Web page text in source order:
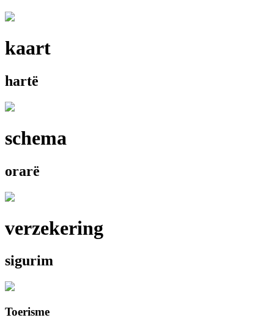
kaart
hartë
schema
orarë
verzekering
sigurim
Toerisme